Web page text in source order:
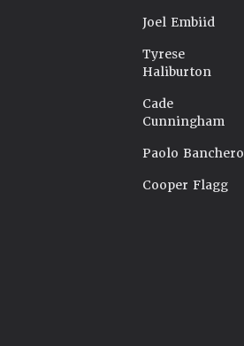
Joel Embiid
Tyrese
Haliburton
Cade
Cunningham
Paolo Banchero
Cooper Flagg